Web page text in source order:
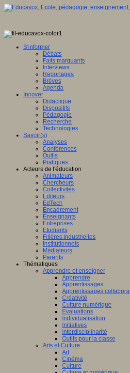
S'informer
Débats
Faits marquants
Interviews
Reportages
Brèves
Agenda
Innover
Didactique
Dispositifs
Pédagogie
Recherche
Technologies
Savoir(s)
Analyses
Conférences
Outils
Pratiques
Acteurs de l'éducation
Animateurs
Chercheurs
Collectivités
Editeurs
EdTech
Encadrement
Enseignants
Entreprises
Etudiants
Filières industrielles
Institutionnels
Médiateurs
Parents
Thématiques
Apprendre et enseigner
Apprendre
Apprentissages
Apprentissages
Créativité
Culture numérique
Evaluations
Individualisation
Initiatives
Interdisciplinarité
Outils pour la classe
Arts et Culture
Art
Cinéma
Culture